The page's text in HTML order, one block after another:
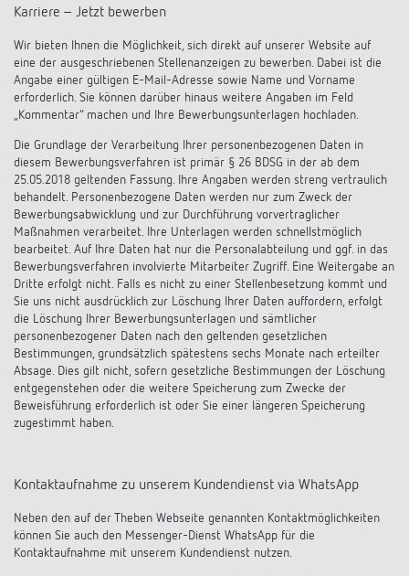
Karriere – Jetzt bewerben
Wir bieten Ihnen die Möglichkeit, sich direkt auf unserer Website auf
eine der ausgeschriebenen Stellenanzeigen zu bewerben. Dabei ist die
Angabe einer gültigen E-Mail-Adresse sowie Name und Vorname
erforderlich. Sie können darüber hinaus weitere Angaben im Feld
„Kommentar“ machen und Ihre Bewerbungsunterlagen hochladen.
Die Grundlage der Verarbeitung Ihrer personenbezogenen Daten in
diesem Bewerbungsverfahren ist primär § 26 BDSG in der ab dem
25.05.2018 geltenden Fassung. Ihre Angaben werden streng vertraulich
behandelt. Personenbezogene Daten werden nur zum Zweck der
Bewerbungsabwicklung und zur Durchführung vorvertraglicher
Maßnahmen verarbeitet. Ihre Unterlagen werden schnellstmöglich
bearbeitet. Auf Ihre Daten hat nur die Personalabteilung und ggf. in das
Bewerbungsverfahren involvierte Mitarbeiter Zugriff. Eine Weitergabe an
Dritte erfolgt nicht. Falls es nicht zu einer Stellenbesetzung kommt und
Sie uns nicht ausdrücklich zur Löschung Ihrer Daten auffordern, erfolgt
die Löschung Ihrer Bewerbungsunterlagen und sämtlicher
personenbezogener Daten nach den geltenden gesetzlichen
Bestimmungen, grundsätzlich spätestens sechs Monate nach erteilter
Absage. Dies gilt nicht, sofern gesetzliche Bestimmungen der Löschung
entgegenstehen oder die weitere Speicherung zum Zwecke der
Beweisführung erforderlich ist oder Sie einer längeren Speicherung
zugestimmt haben.
Kontaktaufnahme zu unserem Kundendienst via WhatsApp
Neben den auf der Theben Webseite genannten Kontaktmöglichkeiten
können Sie auch den Messenger-Dienst WhatsApp für die
Kontaktaufnahme mit unserem Kundendienst nutzen.